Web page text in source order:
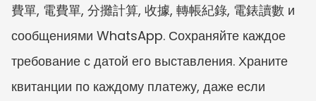
費單, 電費單, 分攤計算, 收據, 轉帳紀錄, 電錶讀數 и
сообщениями WhatsApp. Сохраняйте каждое
требование с датой его выставления. Храните
квитанции по каждому платежу, даже если